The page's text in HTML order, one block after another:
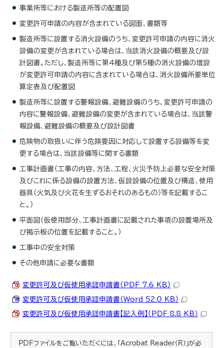
事業所等における製造所等の配置図
変更許可申請の内容が含まれている図面、書類等
製造所等に設置する消火設備のうち、変更許可申請の内容に消火
設備の変更が含まれている場合は、当該消火設備の概要及び設
計図書。ただし、製造所等に第4種及び第5種の消火設備の増設
が変更許可申請の内容に含まれている場合は、消火設備所要単位
算定表及び配置図
製造所等に設置する警報設備、避難設備のうち、変更許可申請の
内容に警報設備、避難設備の変更が含まれている場合は、当該警
報設備、避難設備の概要及び設計図書
危険物の取扱いに伴う危険要因に対応して設置する設備等を変
更する場合は、当該設備等に関する書類
工事計画書（工事の内容、方法、工程、火災予防上必要な安全対策
及びこれに係る設備の設置方法、仮設設備の位置及び構造、使用
器具（火気及び火花を生ずるおそれのあるもの）等を記載するこ
と。）
平面図（仮使用部分、工事計画書に記載された事項の設置場所及
び掲示板の位置を記載すること。）
工事中の安全対策
その他申請に必要な書類
変更許可及び仮使用承認申請書（PDF 7.6 KB）
変更許可及び仮使用承認申請書（Word 52.0 KB）
変更許可及び仮使用承認申請書【記入例】（PDF 8.8 KB）
PDFファイルをご覧いただくには、「Acrobat Reader（R）」が必